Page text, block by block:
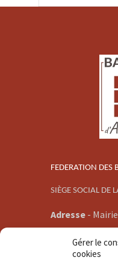
Gérer le
cookies
FEDERATION DES
SIÈGE SOCIAL DE
Adresse -
E-mail -